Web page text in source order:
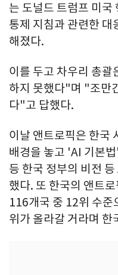
는 도널드 트럼프 미국
통제 지침과 관련한 대
해졌다.
이를 두고 차우리 총괄
하지 못했다"며 "조만
다"고 답했다.
이날 앤트로픽은 한국
배경을 놓고 'AI 기본
등 한국 정부의 비전
했다. 또 한국의 앤트
116개국 중 12위 수준
위가 올라갈 거라며 한